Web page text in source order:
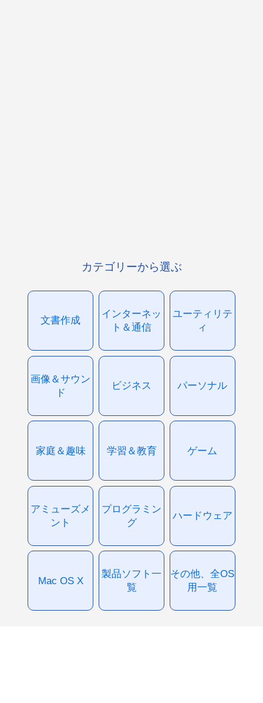
カテゴリーから選ぶ
文書作成
インターネッ
ト＆通信
ユーティリテ
ィ
画像＆サウン
ド
ビジネス パーソナル
家庭＆趣味 学習＆教育 ゲーム
アミューズメ
ント
プログラミン
グ
ハードウェア
Mac OS X
製品ソフト一
覧
その他、全OS
用一覧